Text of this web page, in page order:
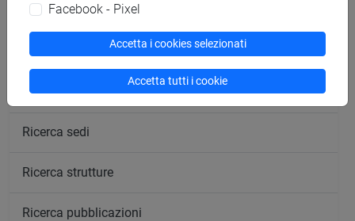
Ricerca persone
Ricerca insegnamenti
Ricerca aule
Ricerca sedi
Ricerca strutture
Ricerca pubblicazioni
Facebook - Pixel
Accetta i cookies selezionati
Accetta tutti i cookie